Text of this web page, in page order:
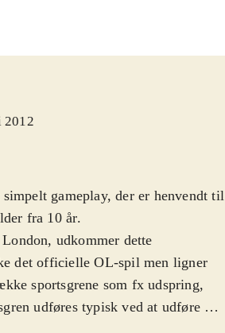
2012
gameplay, der er henvendt til
fra 10 år.
udkommer dette
det officielle OL-spil men ligner
sportsgrene som fx udspring,
udføres typisk ved at udføre en